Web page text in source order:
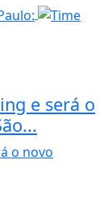
e será o